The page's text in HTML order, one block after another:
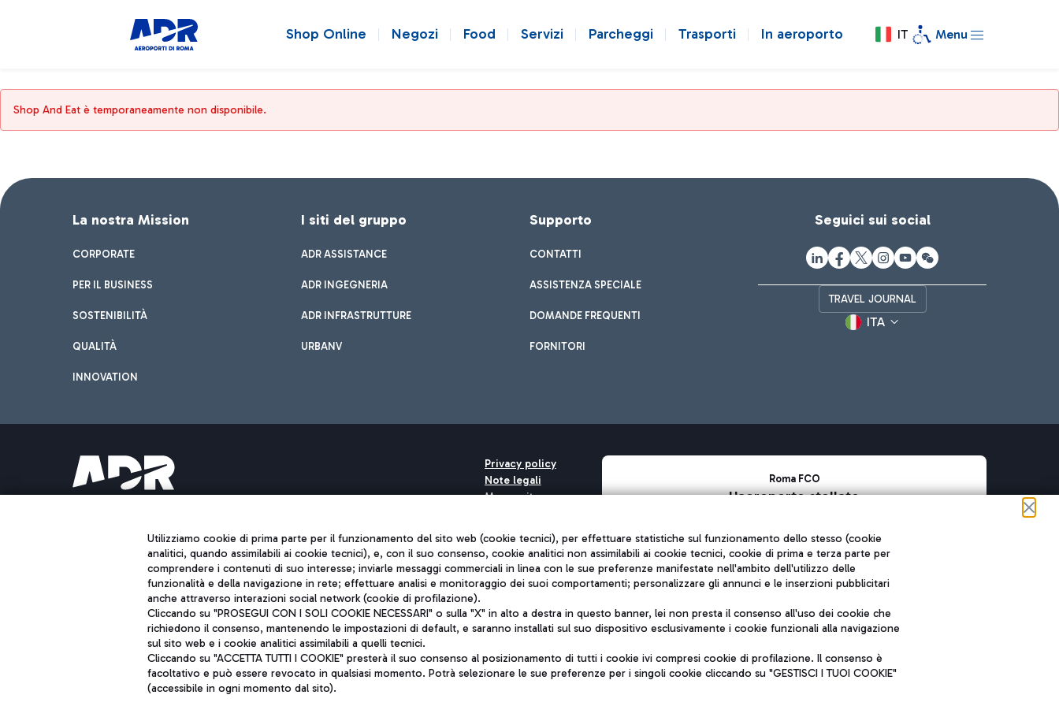
Shop Online Negozi Food Servizi Parcheggi Trasporti In aeroporto IT Menu
Shop And Eat è temporaneamente non disponibile.
La nostra Mission
CORPORATE
PER IL BUSINESS
SOSTENIBILITÀ
QUALITÀ
INNOVATION
I siti del gruppo
ADR ASSISTANCE
ADR INGEGNERIA
ADR INFRASTRUTTURE
URBANV
Supporto
CONTATTI
ASSISTENZA SPECIALE
DOMANDE FREQUENTI
FORNITORI
Seguici sui social
TRAVEL JOURNAL
ITA
Capitale sociale 62.224.743,00 int. vers.
Sede legale: Via Pier Paolo Racchetti 1 - 00054 Fiumicino (RM) telefono +39 06 65951
Privacy policy
Note legali
Mappa sito
Roma FCO
L'aeroporto stellato
Utilizziamo cookie di prima parte per il funzionamento del sito web (cookie tecnici), per effettuare statistiche sul funzionamento dello stesso (cookie
analitici, quando assimilabili ai cookie tecnici), e, con il suo consenso, cookie analitici non assimilabili ai cookie tecnici, cookie di prima e terza parte per
comprendere i contenuti di suo interesse; inviarle messaggi commerciali in linea con le sue preferenze manifestate nell'ambito dell'utilizzo delle
funzionalità e della navigazione in rete; effettuare analisi e monitoraggio dei suoi comportamenti; personalizzare gli annunci e le inserzioni pubblicitari
anche attraverso interazioni social network (cookie di profilazione).
Cliccando su "PROSEGUI CON I SOLI COOKIE NECESSARI" o sulla "X" in alto a destra in questo banner, lei non presta il consenso all'uso dei cookie che
richiedono il consenso, mantenendo le impostazioni di default, e saranno installati sul suo dispositivo esclusivamente i cookie funzionali alla navigazione
sul sito web e i cookie analitici assimilabili a quelli tecnici.
Cliccando su "ACCETTA TUTTI I COOKIE" presterà il suo consenso al posizionamento di tutti i cookie ivi compresi cookie di profilazione. Il consenso è
facoltativo e può essere revocato in qualsiasi momento. Potrà selezionare le sue preferenze per i singoli cookie cliccando su "GESTISCI I TUOI COOKIE"
(accessibile in ogni momento dal sito).